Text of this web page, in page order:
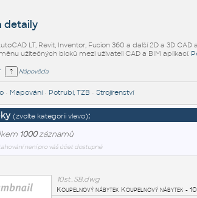
detaily
LT, Revit, Inventor, Fusion 360 a další 2D a 3D
užitečných bloků mezi uživateli CAD a BIM aplikací.
Nápověda
• Mapování• Potrubí, TZB • Strojírenství
(zvolte kategorii vlevo):
1000záznamů
není pro váš účet dostupné
10st_SB.dwg
Koupelnový nábytek Koupelnový nábytek -